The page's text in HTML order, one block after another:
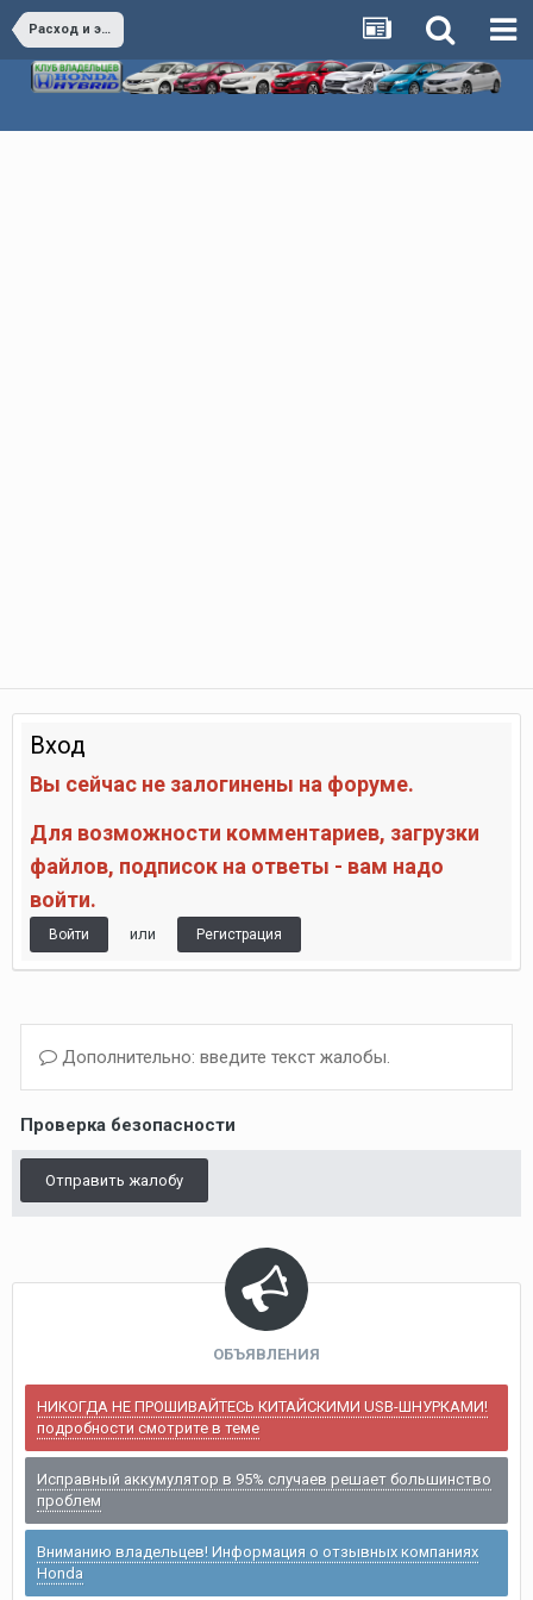
Расход и экономия Honda Hybrid
Вход
Вы сейчас не залогинены на форуме.
Для возможности комментариев, загрузки
файлов, подписок на ответы - вам надо
войти.
Войти или Регистрация
Дополнительно: введите текст жалобы.
Проверка безопасности
Отправить жалобу
ОБЪЯВЛЕНИЯ
НИКОГДА НЕ ПРОШИВАЙТЕСЬ КИТАЙСКИМИ USB-ШНУРКАМИ!
подробности смотрите в теме
Исправный аккумулятор в 95% случаев решает большинство
проблем
Вниманию владельцев! Информация о отзывных компаниях
Honda